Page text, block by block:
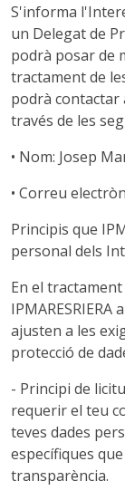
S'informa
un Delegat de
podrà posar de
tractament de
podrà contactar
través de les
• Nom: Josep
• Correu
Principis que
personal dels
En el
ajusten a les
protecció de
- Principi de
requerir el teu
teves dades
específiques
transparència.